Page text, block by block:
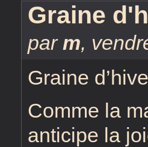
Graine
parm,
Graine
Comme la
anticipe la